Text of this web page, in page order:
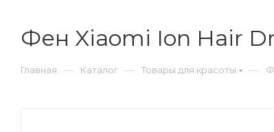
Фен Xiaomi Ion Hair
Главная — Каталог — Товары для красоты —